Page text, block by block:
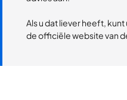
Als u dat liever heeft,
de officiële website van